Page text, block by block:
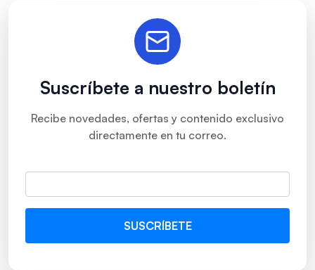
Suscríbete a nuestro boletín
Recibe novedades, ofertas y contenido exclusivo
directamente en tu correo.